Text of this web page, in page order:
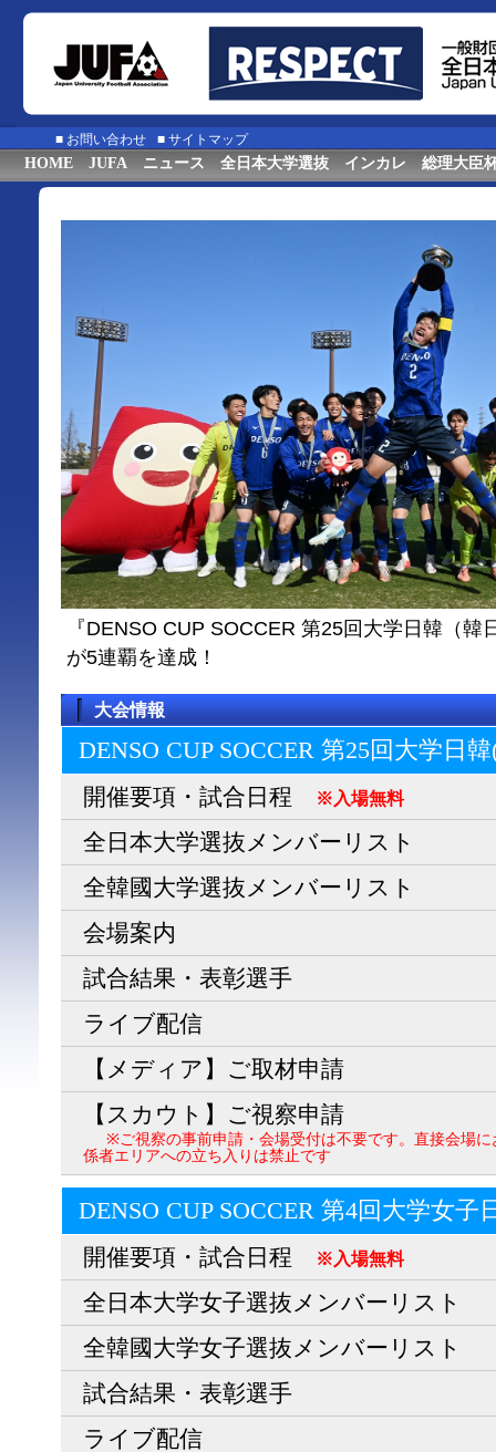
■ お問い合わせ ■ サイトマップ
HOME JUFA ニュース 全日本大学選抜 インカレ 総理大臣
『DENSO CUP SOCCER 第25回大学日韓（
が5連覇を達成！
大会情報
DENSO CUP SOCCER 第25回大学日
開催要項・試合日程 ※入場無料
全日本大学選抜メンバーリスト
全韓國大学選抜メンバーリスト
会場案内
試合結果・表彰選手
ライブ配信
【メディア】ご取材申請
【スカウト】ご視察申請
※ご視察の事前申請・会場受付は不要です。直接会場
係者エリアへの立ち入りは禁止です
DENSO CUP SOCCER 第4回大学女子
開催要項・試合日程 ※入場無料
全日本大学女子選抜メンバーリスト
全韓國大学女子選抜メンバーリスト
試合結果・表彰選手
ライブ配信